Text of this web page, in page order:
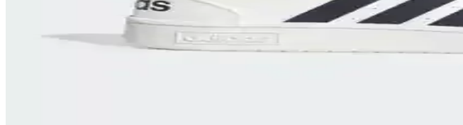
Adidas Gazelle Bold ve VL Court Bold Modelleri Karşılaştırması 2024
Adidas Gazelle Bold ve VL Court Bold modellerinin detaylı karşılaştırmasıyla tarzınıza ve